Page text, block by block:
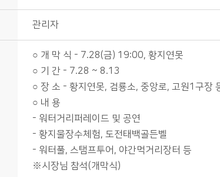
관리자
○ 개 막 식 - 7.28(금) 19:00, 황지연못
○ 기 간 - 7.28 ~ 8.13
○ 장 소 - 황지연못, 검룡소, 중앙로, 고원1구장
○ 내 용
- 워터거리퍼레이드 및 공연
- 황지물장수체험, 도전태백골든벨
- 워터풀, 스탬프투어, 야간먹거리장터 등
※시장님 참석(개막식)